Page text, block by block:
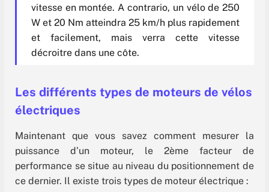
vitesse en montée. A contrario, un vélo de 250
W et 20 Nm atteindra 25 km/h plus rapidement
et facilement, mais verra cette vitesse
décroitre dans une côte.
Les différents types de moteurs de vélos
électriques
Maintenant que vous savez comment mesurer la
puissance d’un moteur, le 2ème facteur de
performance se situe au niveau du positionnement de
ce dernier. Il existe trois types de moteur électrique :